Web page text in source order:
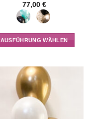
77,00 €
AUSFÜHRUNG WÄHLEN
weist
mehrere
Varianten
auf.
Die